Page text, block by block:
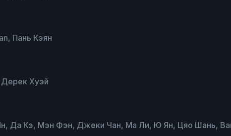
Пань Кэян
Хуэй
Да Кэ, Мэн Фэн, Джеки Чан, Ма Ли, Ю Ян, Цяо Шань,